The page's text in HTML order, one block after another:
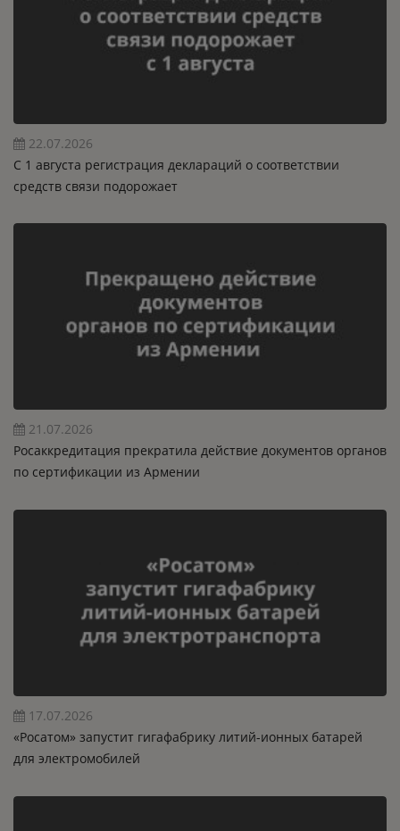
22.07.2026
C 1 августа регистрация деклараций о соответствии
средств связи подорожает
21.07.2026
Росаккредитация прекратила действие документов органов
по сертификации из Армении
17.07.2026
«Росатом» запустит гигафабрику литий-ионных батарей
для электромобилей